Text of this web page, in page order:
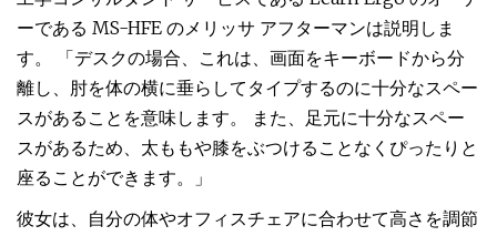
ーである MS-HFE のメリッサ アフターマンは説明しま
す。 「デスクの場合、これは、画面をキーボードから分
離し、肘を体の横に垂らしてタイプするのに十分なスペー
スがあることを意味します。 また、足元に十分なスペー
スがあるため、太ももや膝をぶつけることなくぴったりと
座ることができます。」
彼女は、自分の体やオフィスチェアに合わせて高さを調節